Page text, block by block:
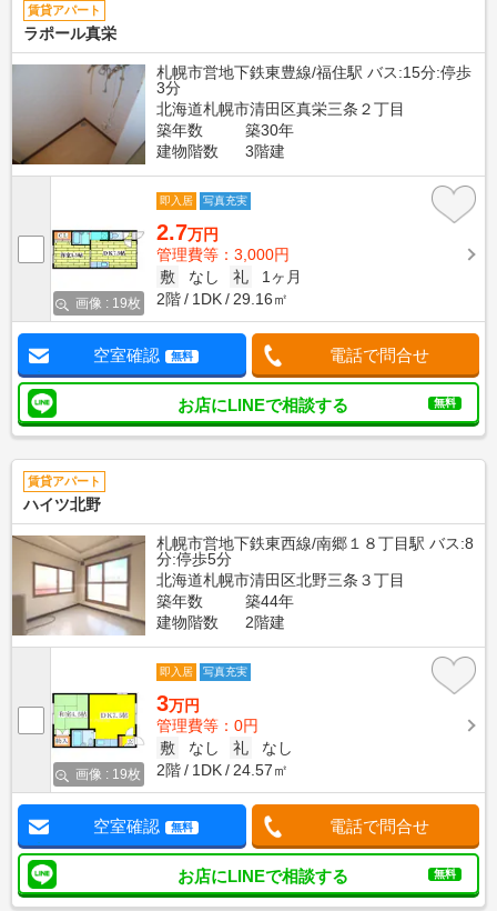
賃貸アパート
ラポール真栄
札幌市営地下鉄東豊線/福住駅 バス:15分:停歩
3分
北海道札幌市清田区真栄三条２丁目
築年数
築30年
建物階数
3階建
画像 : 19枚
即入居 写真充実
2.7万円
管理費等：3,000円
敷
なし 礼
1ヶ月
2階
1DK 29.16㎡
空室確認 無料 電話で問合せ
お店にLINEで相談する 無料
賃貸アパート
ハイツ北野
札幌市営地下鉄東西線/南郷１８丁目駅 バス:8
分:停歩5分
北海道札幌市清田区北野三条３丁目
築年数
築44年
建物階数
2階建
画像 : 19枚
即入居 写真充実
3万円
管理費等：0円
敷
なし 礼
なし
2階
1DK 24.57㎡
空室確認 無料 電話で問合せ
お店にLINEで相談する 無料